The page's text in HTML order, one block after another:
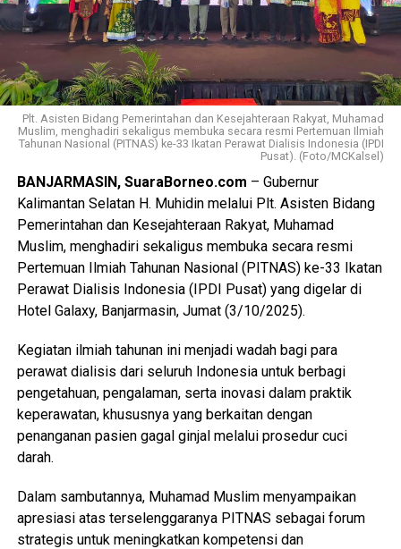
Plt. Asisten Bidang Pemerintahan dan Kesejahteraan Rakyat, Muhamad
Muslim, menghadiri sekaligus membuka secara resmi Pertemuan Ilmiah
Tahunan Nasional (PITNAS) ke-33 Ikatan Perawat Dialisis Indonesia (IPDI
Pusat). (Foto/MCKalsel)
BANJARMASIN, SuaraBorneo.com – Gubernur
Kalimantan Selatan H. Muhidin melalui Plt. Asisten Bidang
Pemerintahan dan Kesejahteraan Rakyat, Muhamad
Muslim, menghadiri sekaligus membuka secara resmi
Pertemuan Ilmiah Tahunan Nasional (PITNAS) ke-33 Ikatan
Perawat Dialisis Indonesia (IPDI Pusat) yang digelar di
Hotel Galaxy, Banjarmasin, Jumat (3/10/2025).
Kegiatan ilmiah tahunan ini menjadi wadah bagi para
perawat dialisis dari seluruh Indonesia untuk berbagi
pengetahuan, pengalaman, serta inovasi dalam praktik
keperawatan, khususnya yang berkaitan dengan
penanganan pasien gagal ginjal melalui prosedur cuci
darah.
Dalam sambutannya, Muhamad Muslim menyampaikan
apresiasi atas terselenggaranya PITNAS sebagai forum
strategis untuk meningkatkan kompetensi dan